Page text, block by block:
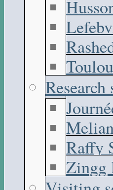
Raffy
Zingg